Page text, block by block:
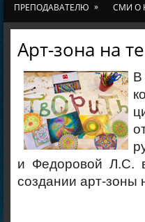
ПРЕПОДАВАТЕЛЮ » СМИ О
Арт-зона на
и Федоровой Л.С.
создании арт-зоны